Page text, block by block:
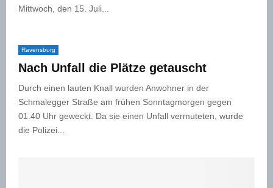
Mittwoch, den 15. Juli...
Ravensburg
Nach Unfall die Plätze getauscht
Durch einen lauten Knall wurden Anwohner in der
Schmalegger Straße am frühen Sonntagmorgen gegen
01.40 Uhr geweckt. Da sie einen Unfall vermuteten, wurde
die Polizei...